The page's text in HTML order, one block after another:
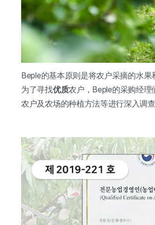
Beple的基本原则是将农户采摘的水
为了寻找优质农户，Beple的采购经
农户及农场的种植方法等进行深入调